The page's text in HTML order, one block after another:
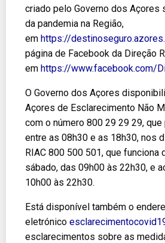
criado pelo Governo dos Açores
da pandemia na Região,
em https://
página de Facebook da Direção
em https://www.facebook.com/
O Governo dos Açores
Açores de Esclarecimento Não
com o número 800 29 29 29,
entre as 08h30 e as 18h30, nos
RIAC 800 500 501, que funciona
sábado, das 09h00 às 22h30, e
10h00 às 22h30.
Está disponível também o
eletrónico
esclarecimentos sobre as